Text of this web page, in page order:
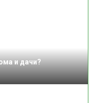
и дачи?